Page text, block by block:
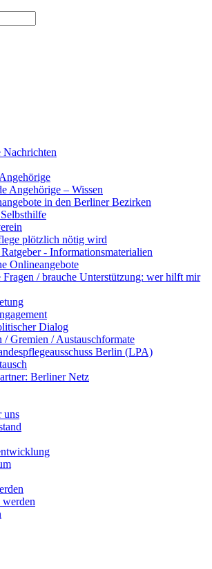
Angehörige – Wissen
in den Berliner Bezirken
plötzlich nötig wird
- Informationsmaterialien
Onlineangebote
Fragen / brauche Unterstützung: wer hilft mir
Dialog
/ Gremien / Austauschformate
Berlin (LPA)
Berliner Netz
uns